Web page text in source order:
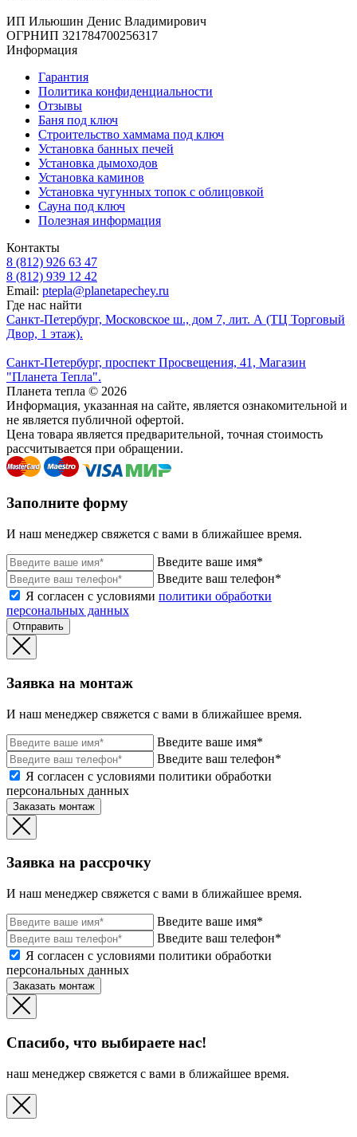
ИП Ильюшин Денис Владимирович
ОГРНИП 321784700256317
Информация
Гарантия
Политика конфиденциальности
Отзывы
Баня под ключ
Строительство хаммама под ключ
Установка банных печей
Установка дымоходов
Установка каминов
Установка чугунных топок с облицовкой
Сауна под ключ
Полезная информация
Контакты
8 (812) 926 63 47
8 (812) 939 12 42
Email: ptepla@planetapechey.ru
Где нас найти
Санкт-Петербург, Московское ш., дом 7, лит. А (ТЦ Торговый
Двор, 1 этаж).
Санкт-Петербург, проспект Просвещения, 41, Магазин
"Планета Тепла".
Планета тепла © 2026
Информация, указанная на сайте, является ознакомительной и
не является публичной офертой.
Цена товара является предварительной, точная стоимость
рассчитывается при обращении.
Заполните форму
И наш менеджер свяжется с вами в ближайшее время.
Введите ваше имя*
Введите ваш телефон*
Я согласен с условиями политики обработки
персональных данных
Отправить
Заявка на монтаж
И наш менеджер свяжется с вами в ближайшее время.
Введите ваше имя*
Введите ваш телефон*
Я согласен с условиями политики обработки
персональных данных
Заказать монтаж
Заявка на рассрочку
И наш менеджер свяжется с вами в ближайшее время.
Введите ваше имя*
Введите ваш телефон*
Я согласен с условиями политики обработки
персональных данных
Заказать монтаж
Спасибо, что выбираете нас!
наш менеджер свяжется с вами в ближайшее время.